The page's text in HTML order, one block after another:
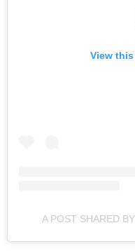
View
A POST SHARED